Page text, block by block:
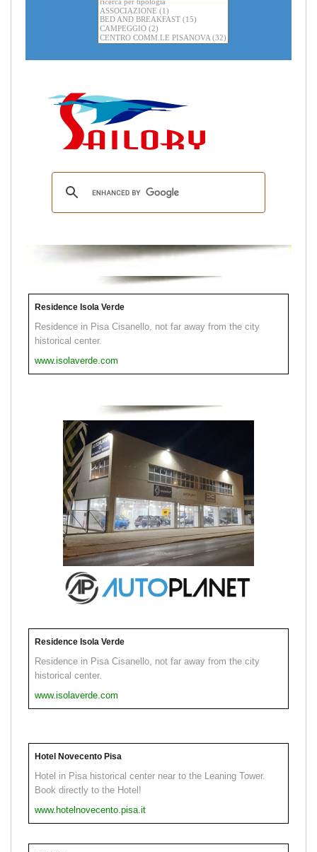
Residence Isola Verde
Residence in Pisa Cisanello, not far away from the city
historical center.
www.isolaverde.com
Residence Isola Verde
Residence in Pisa Cisanello, not far away from the city
historical center.
www.isolaverde.com
Hotel Novecento Pisa
Hotel in Pisa historical center near to the Leaning Tower.
Book directly to the Hotel!
www.hotelnovecento.pisa.it